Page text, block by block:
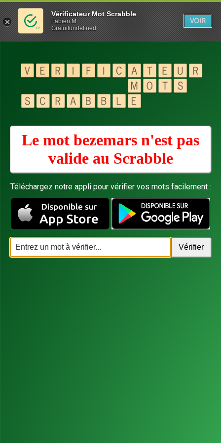
Le mot bezemars n'est pas
valide au Scrabble
Téléchargez notre appli pour vérifier vos mots facilement :
Vérificateur Mot Scrabble
Fabien M
Gratuitundefined
VOIR